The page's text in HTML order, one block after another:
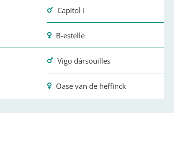
Capitol I
B-estelle
Vigo dársouilles
Oase van de heffinck